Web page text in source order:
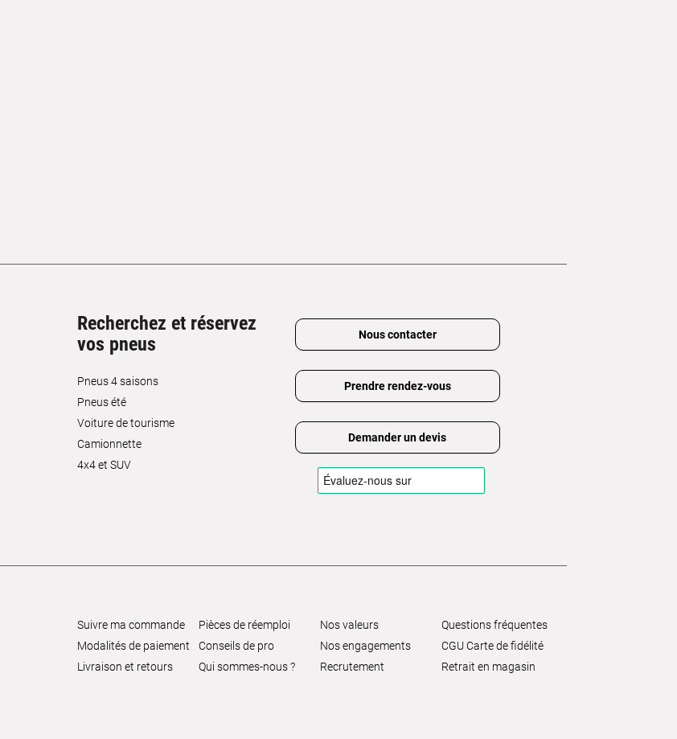
Recherchez et réservez
vos pneus
Pneus 4 saisons
Pneus été
Voiture de tourisme
Camionnette
4x4 et SUV
Nous contacter
Prendre rendez-vous
Demander un devis
Suivre ma commande
Modalités de paiement
Livraison et retours
Pièces de réemploi
Conseils de pro
Qui sommes-nous ?
Nos valeurs
Nos engagements
Recrutement
Questions fréquentes
CGU Carte de fidélité
Retrait en magasin